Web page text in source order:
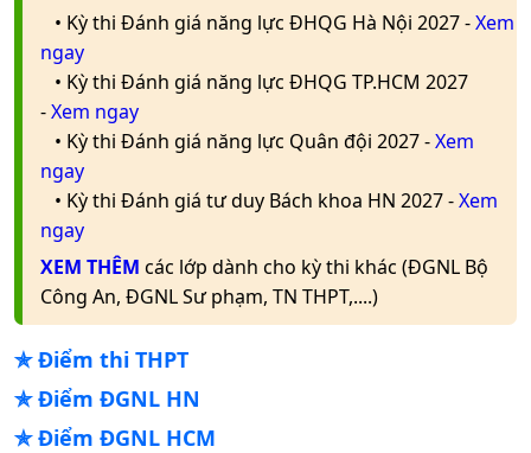
• Kỳ thi Đánh giá năng lực ĐHQG Hà Nội 2027 -Xem
ngay
• Kỳ thi Đánh giá năng lực ĐHQG TP.HCM 2027
-Xem ngay
• Kỳ thi Đánh giá năng lực Quân đội 2027 -Xem
ngay
• Kỳ thi Đánh giá tư duy Bách khoa HN 2027 -Xem
ngay
XEM THÊM các lớp dành cho kỳ thi khác (ĐGNL Bộ
Công An, ĐGNL Sư phạm, TN THPT,....)
✯Điểm thi THPT
✯Điểm ĐGNL HN
✯Điểm ĐGNL HCM